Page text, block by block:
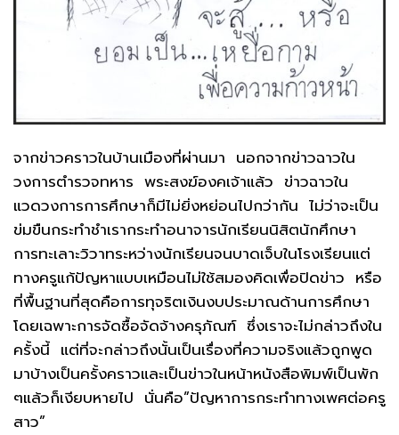
จากข่าวคราวในบ้านเมืองที่ผ่านมา นอกจากข่าวฉาวใน
วงการตำรวจทหาร พระสงฆ์องคเจ้าแล้ว ข่าวฉาวใน
แวดวงการการศึกษาก็มีไม่ยิ่งหย่อนไปกว่ากัน ไม่ว่าจะเป็น
ข่มขืนกระทำชำเรากระทำอนาจารนักเรียนนิสิตนักศึกษา
การทะเลาะวิวาทระหว่างนักเรียนจนบาดเจ็บในโรงเรียนแต่
ทางครูแก้ปัญหาแบบเหมือนไม่ใช้สมองคิดเพื่อปิดข่าว หรือ
ที่พื้นฐานที่สุดคือการทุจริตเงินงบประมาณด้านการศึกษา
โดยเฉพาะการจัดซื้อจัดจ้างครุภัณฑ์ ซึ่งเราจะไม่กล่าวถึงใน
ครั้งนี้ แต่ที่จะกล่าวถึงนั้นเป็นเรื่องที่ความจริงแล้วถูกพูด
มาบ้างเป็นครั้งคราวและเป็นข่าวในหน้าหนังสือพิมพ์เป็นพัก
ๆแล้วก็เงียบหายไป นั่นคือ”ปัญหาการกระทำทางเพศต่อครู
สาว”